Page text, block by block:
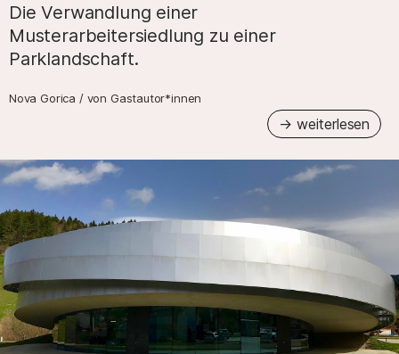
Die Verwandlung einer
Musterarbeitersiedlung zu einer
Parklandschaft.
Nova Gorica / von Gastautor*innen